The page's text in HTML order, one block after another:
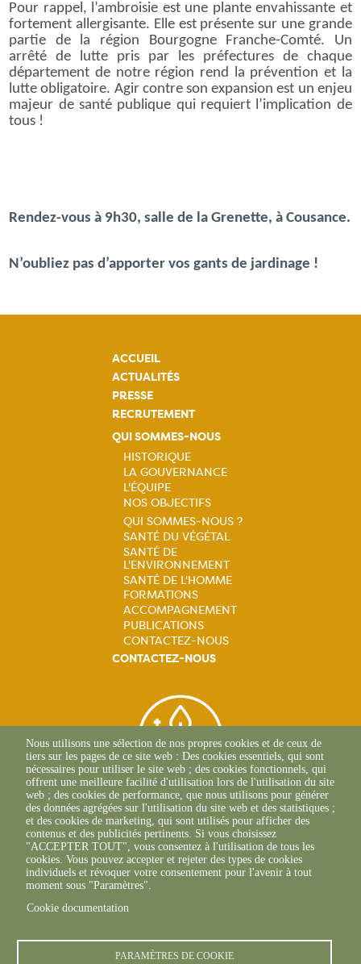
Pour rappel, l’ambroisie est une plante envahissante et
fortement allergisante. Elle est présente sur une grande
partie de la région Bourgogne Franche-Comté. Un
arrêté de lutte pris par les préfectures de chaque
département de notre région rend la prévention et la
lutte obligatoire. Agir contre son expansion est un enjeu
majeur de santé publique qui requiert l’implication de
tous !
Rendez-vous à 9h30, salle de la Grenette, à Cousance.
N’oubliez pas d’apporter vos gants de jardinage !
ACCUEIL
ACTUALITÉS
PRESSE
RECRUTEMENT
QUI SOMMES-NOUS
Navigation
principale
HISTORIQUE
LA GOUVERNANCE
L'ÉQUIPE
NOS OBJECTIFS
Navigation
principale
QUI SOMMES-NOUS ?
SANTÉ DU VÉGÉTAL
SANTÉ DE
L'ENVIRONNEMENT
SANTÉ DE L'HOMME
FORMATIONS
ACCOMPAGNEMENT
PUBLICATIONS
CONTACTEZ-NOUS
CONTACTEZ-NOUS
BEAUNE
03 80 25 95 45
ECOLE-VALENTIN
03 81 47 79 20
Nous utilisons une sélection de nos propres cookies et de ceux de
tiers sur les pages de ce site web : Des cookies essentiels, qui sont
nécessaires pour utiliser le site web ; des cookies fonctionnels, qui
offrent une meilleure facilité d'utilisation lors de l'utilisation du site
web ; des cookies de performance, que nous utilisons pour générer
des données agrégées sur l'utilisation du site web et des statistiques ;
et des cookies de marketing, qui sont utilisés pour afficher des
contenus et des publicités pertinents. Si vous choisissez
"ACCEPTER TOUT", vous consentez à l'utilisation de tous les
cookies. Vous pouvez accepter et rejeter des types de cookies
individuels et révoquer votre consentement pour l'avenir à tout
moment sous "Paramètres".
Cookie documentation
PARAMÈTRES DE COOKIE